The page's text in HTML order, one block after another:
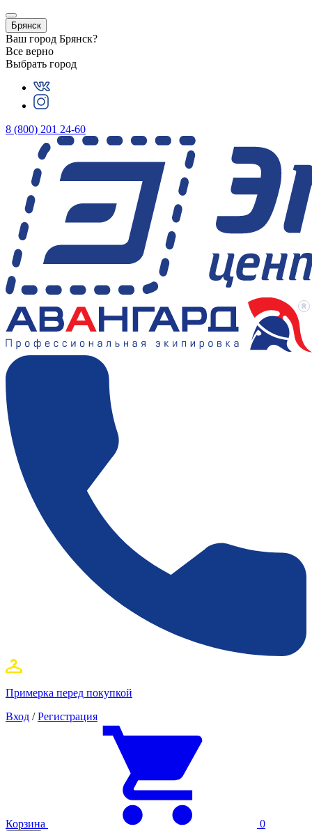
Брянск
Ваш город Брянск?
Все верно
Выбрать город
8 (800) 201 24-60
Примерка перед покупкой
Вход / Регистрация
Корзина 0